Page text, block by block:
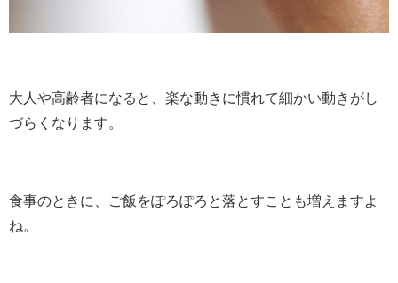
大人や高齢者になると、楽な動きに慣れて細かい動きがし
づらくなります。
食事のときに、ご飯をぽろぽろと落とすことも増えますよ
ね。